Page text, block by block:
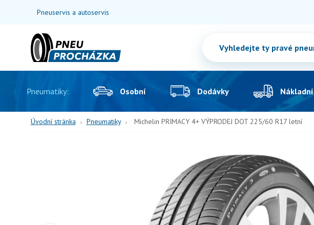
Pneuservis a autoservis
Pneumatiky: Osobní Dodávky Nákladní
Úvodní stránka Pneumatiky Michelin PRIMACY 4+ VÝPRODEJ DOT 225/60 R17 letní